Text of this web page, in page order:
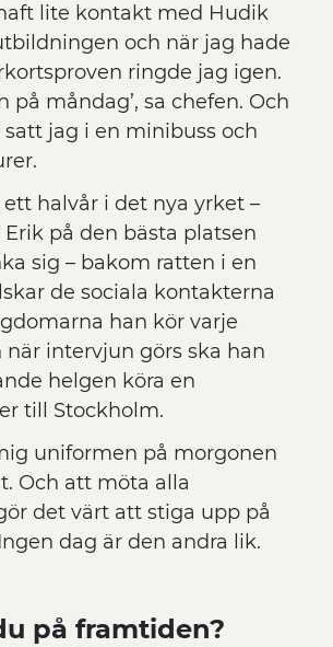
lite kontakt med Hudik
och när jag hade
ringde jag igen.
på måndag’, sa chefen. Och
jag i en minibuss och
ett halvår i det nya yrket –
på den bästa platsen
sig – bakom ratten i en
de sociala kontakterna
han kör varje
när intervjun görs ska han
helgen köra en
till Stockholm.
uniformen på morgonen
Och att möta alla
det värt att stiga upp på
dag är den andra lik.
på framtiden?